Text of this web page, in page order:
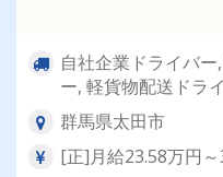
自社企業ドライバ
ー, 軽貨物配送ドラ
群馬県太田市
[正]月給23.58万円